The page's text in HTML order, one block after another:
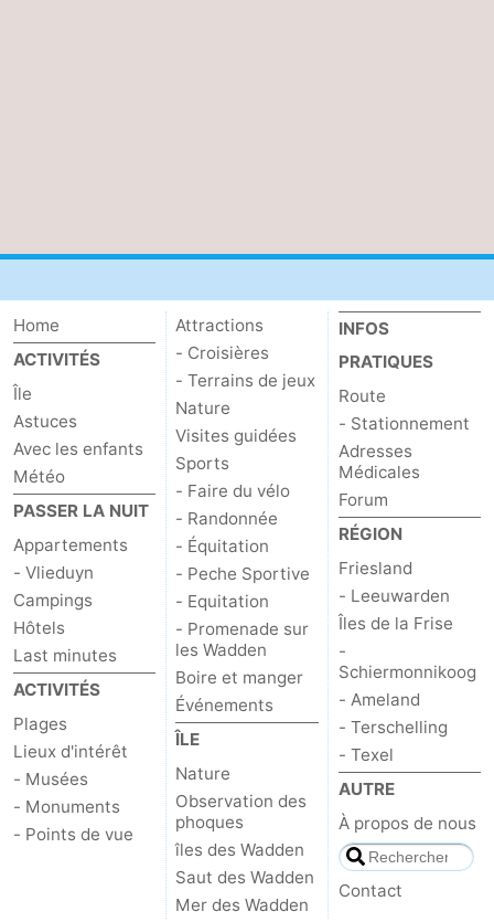
Home
ACTIVITÉS
Île
Astuces
Avec les enfants
Météo
PASSER LA NUIT
Appartements
- Vlieduyn
Campings
Hôtels
Last minutes
ACTIVITÉS
Plages
Lieux d'intérêt
- Musées
- Monuments
- Points de vue
Attractions
- Croisières
- Terrains de jeux
Nature
Visites guidées
Sports
- Faire du vélo
- Randonnée
- Équitation
- Peche Sportive
- Equitation
- Promenade sur
les Wadden
Boire et manger
Événements
ÎLE
Nature
Observation des
phoques
îles des Wadden
Saut des Wadden
Mer des Wadden
INFOS
PRATIQUES
Route
- Stationnement
Adresses
Médicales
Forum
RÉGION
Friesland
- Leeuwarden
Îles de la Frise
-
Schiermonnikoog
- Ameland
- Terschelling
- Texel
AUTRE
À propos de nous
Contact